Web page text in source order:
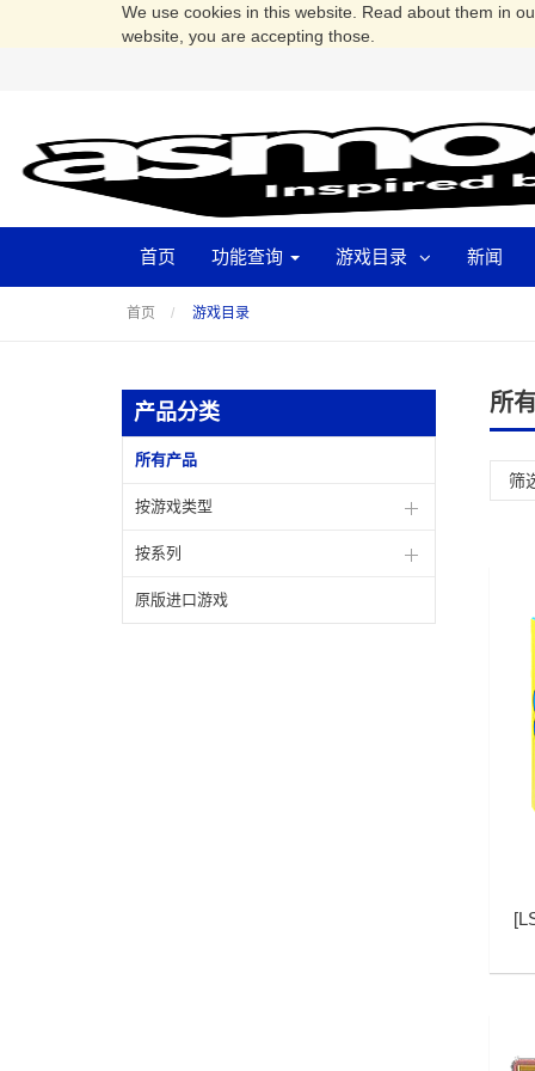
We use cookies in this website. Read about them in
website, you are accepting those.
首页 功能查询 游戏目录 新闻
首页 游戏目录
产品分类
所有产品
按游戏类型
按系列
原版进口游戏
所
筛
[